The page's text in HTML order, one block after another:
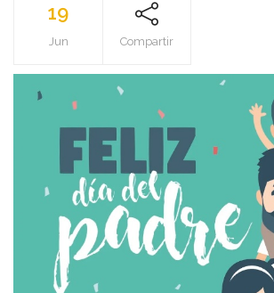
19
Jun Compartir